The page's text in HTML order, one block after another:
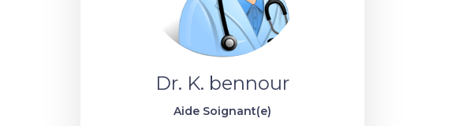
Dr. K. bennour
Aide Soignant(e)